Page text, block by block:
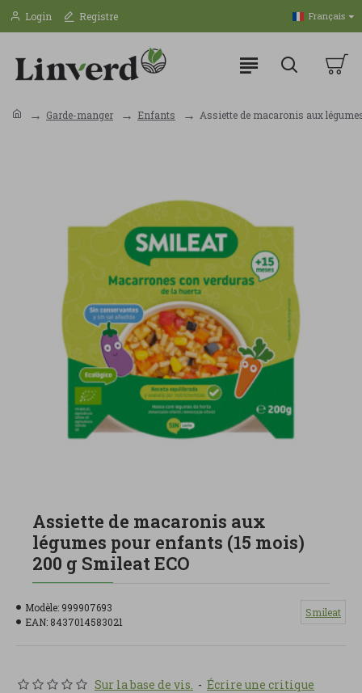
Login Registre Français
Garde-manger Enfants Assiette de macaronis aux
Assiette de macaronis aux
légumes pour enfants (15 mois)
200 g Smileat ECO
Modèle: 999907693
EAN: 8437014583021
Smileat
Sur la base de vis. - Écrire une critique